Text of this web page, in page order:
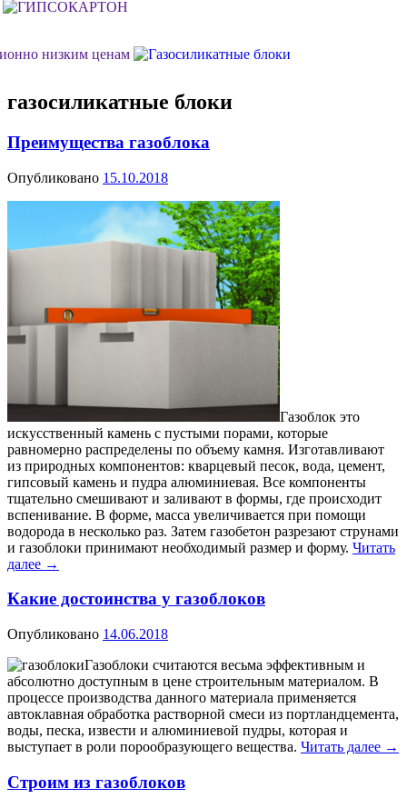
низким ценам
или объект, возможна разгрузка, фурные поставки еще
качественной и недорогой отделки фасада
газосиликатные блоки
Преимущества газоблока
Опубликовано 15.10.2018
Газоблок это
искусственный камень с пустыми порами, которые
равномерно распределены по объему камня. Изготавливают
из природных компонентов: кварцевый песок, вода, цемент,
гипсовый камень и пудра алюминиевая. Все компоненты
тщательно смешивают и заливают в формы, где происходит
вспенивание. В форме, масса увеличивается при помощи
водорода в несколько раз. Затем газобетон разрезают струнами
и газоблоки принимают необходимый размер и форму. Читать
далее →
Какие достоинства у газоблоков
Опубликовано 14.06.2018
Газоблоки считаются весьма эффективным и
абсолютно доступным в цене строительным материалом. В
процессе производства данного материала применяется
автоклавная обработка растворной смеси из портландцемента,
воды, песка, извести и алюминиевой пудры, которая и
выступает в роли порообразующего вещества. Читать далее →
Строим из газоблоков